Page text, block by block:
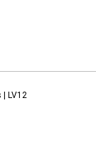
LV12